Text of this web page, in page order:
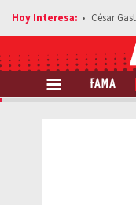
César
FAMA